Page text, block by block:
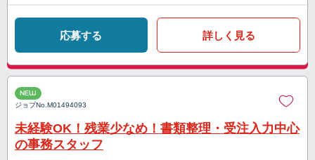
応募する 詳しく見る
NEW
ジョブNo.M01494093
未経験OK！残業少なめ！書類整理・受注入力中心
の事務スタッフ